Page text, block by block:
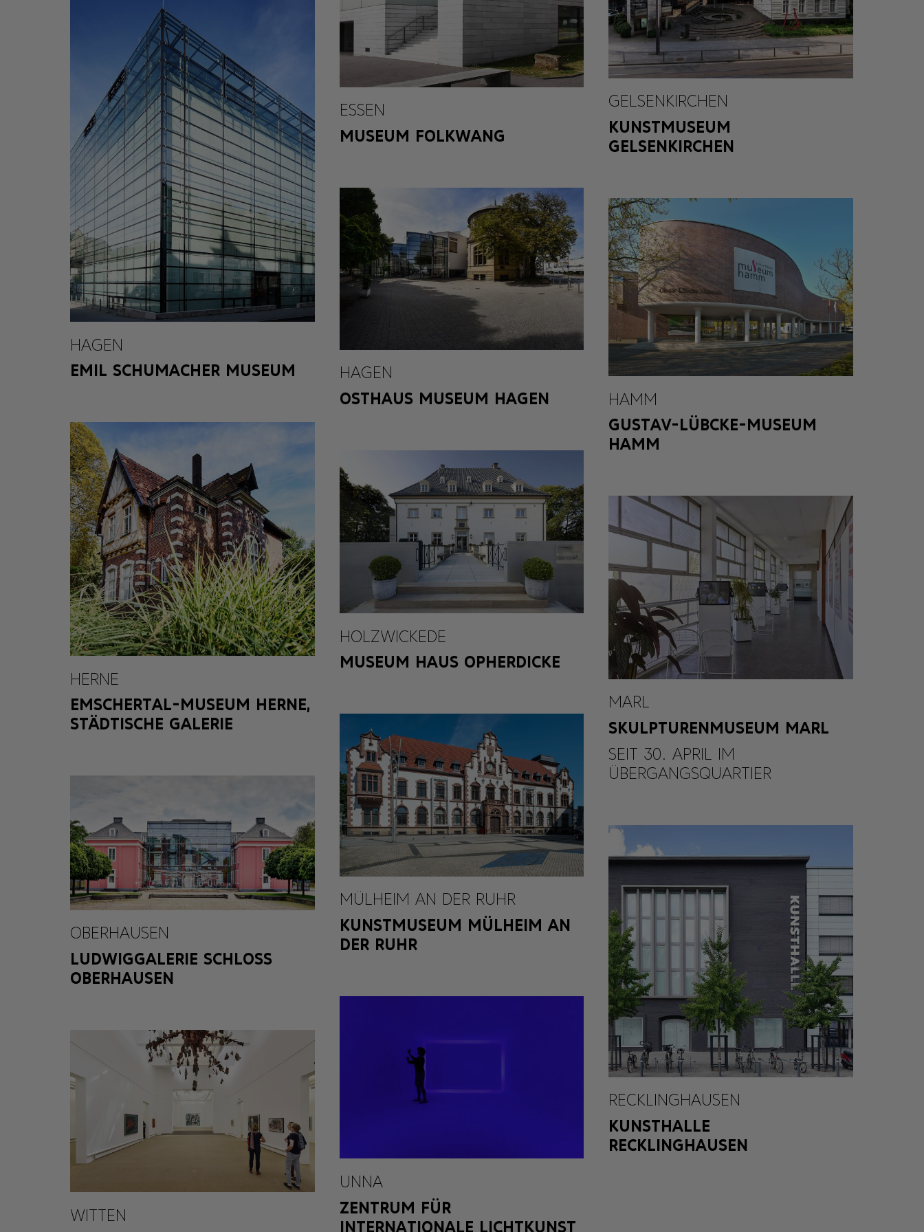
HAGEN
EMIL SCHUMACHER MUSEUM
HERNE
EMSCHERTAL-MUSEUM HERNE,
STÄDTISCHE GALERIE
OBERHAUSEN
LUDWIGGALERIE SCHLOSS
OBERHAUSEN
WITTEN
ESSEN
MUSEUM FOLKWANG
HAGEN
OSTHAUS MUSEUM HAGEN
HOLZWICKEDE
MUSEUM HAUS OPHERDICKE
MÜLHEIM AN DER RUHR
KUNSTMUSEUM MÜLHEIM AN
DER RUHR
UNNA
ZENTRUM FÜR
INTERNATIONALE LICHTKUNST
GELSENKIRCHEN
KUNSTMUSEUM
GELSENKIRCHEN
HAMM
GUSTAV-LÜBCKE-MUSEUM
HAMM
MARL
SKULPTURENMUSEUM MARL
SEIT 30. APRIL IM
ÜBERGANGSQUARTIER
RECKLINGHAUSEN
KUNSTHALLE
RECKLINGHAUSEN